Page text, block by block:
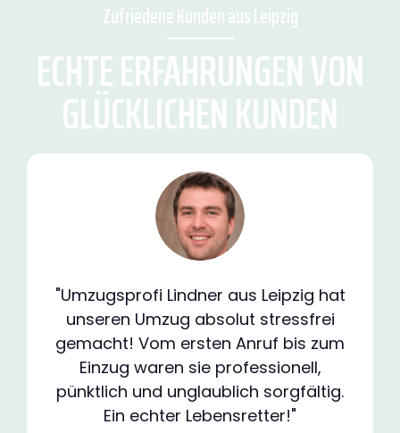
Zufriedene Kunden aus Leipzig
ECHTE ERFAHRUNGEN VON
GLÜCKLICHEN KUNDEN
"Umzugsprofi Lindner aus Leipzig hat
unseren Umzug absolut stressfrei
gemacht! Vom ersten Anruf bis zum
Einzug waren sie professionell,
pünktlich und unglaublich sorgfältig.
Ein echter Lebensretter!"